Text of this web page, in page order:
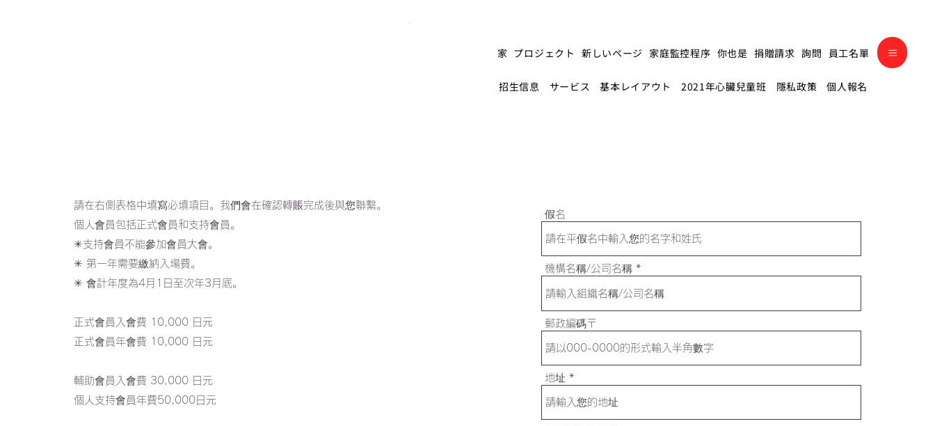
家 プロジェクト 新しいページ 家庭監控程序 你也是 捐贈請求 詢問 員工名單
招生信息 サービス 基本レイアウト 2021年心臟兒童班 隱私政策 個人報名
請在右側表格中填寫必填項目。我們會在確認轉賬完成後與您聯繫。
個人會員包括正式會員和支持會員。
✳︎支持會員不能參加會員大會。
✳︎ 第一年需要繳納入場費。
✳︎ 會計年度為4月1日至次年3月底。
正式會員入會費 10,000 日元
正式會員年會費 10,000 日元
輔助會員入會費 30,000 日元
個人支持會員年費50,000日元
假名
機構名稱/公司名稱
郵政編碼〒
地址